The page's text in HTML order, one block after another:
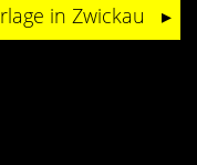
in Zwickau